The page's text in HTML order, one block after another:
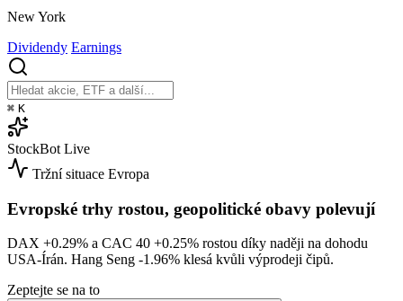
New York
Dividendy Earnings
⌘ K
StockBot Live
Tržní situace Evropa
Evropské trhy rostou, geopolitické obavy polevují
DAX +0.29% a CAC 40 +0.25% rostou díky naději na dohodu
USA-Írán. Hang Seng -1.96% klesá kvůli výprodeji čipů.
Zeptejte se na to